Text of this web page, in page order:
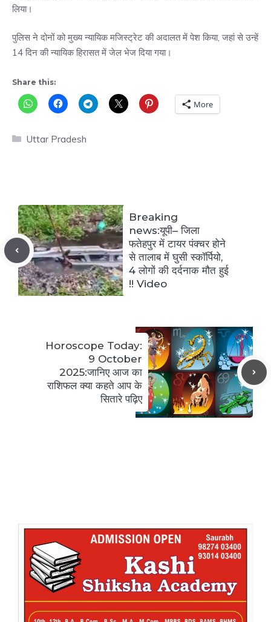
लिया।
पुलिस ने दोनों को मुख्य न्यायिक मजिस्ट्रेट की अदालत में पेश किया, जहां से उन्हें
14 दिन की न्यायिक हिरासत में जेल भेज दिया गया।
Share this:
More
Categories
Uttar Pradesh
Breaking
news:यूपी– जिला
फतेहपुर में टायर पंक्चर होने
से तालाब में घुसी स्कॉर्पियो,
4 लोगों की दर्दनाक मौत हुई
!! Video
Horoscope Today:
9 October
2025:जानिए आज का
राशिफल क्या कहते आप के
सितारे पढ़िए